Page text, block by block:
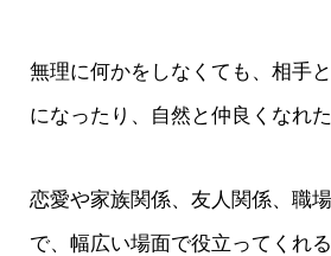
無理に何かをしなくても、相手
になったり、自然と仲良くなれ
恋愛や家族関係、友人関係、職
で、幅広い場面で役立ってくれる